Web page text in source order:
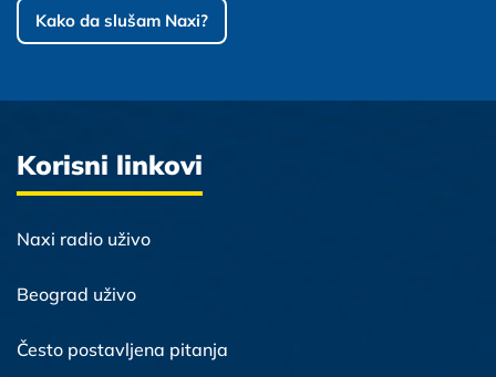
Kako da slušam Naxi?
Korisni linkovi
Naxi radio uživo
Beograd uživo
Često postavljena pitanja